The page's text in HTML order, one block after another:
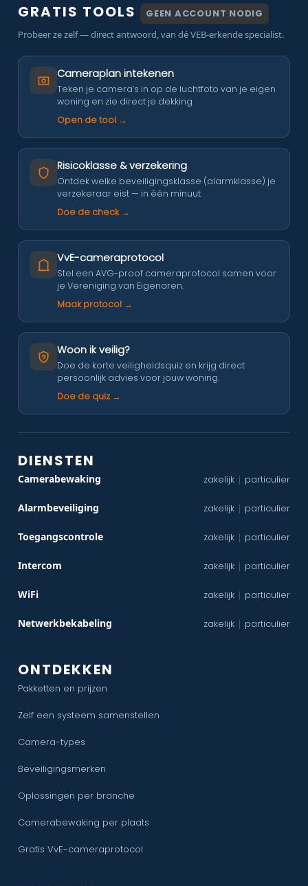
GRATIS TOOLS GEEN ACCOUNT NODIG
Probeer ze zelf — direct antwoord, van dé VEB-erkende specialist.
Cameraplan intekenen
Teken je camera’s in op de luchtfoto van je eigen
woning en zie direct je dekking.
Open de tool →
Risicoklasse & verzekering
Ontdek welke beveiligingsklasse (alarmklasse) je
verzekeraar eist — in één minuut.
Doe de check →
VvE-cameraprotocol
Stel een AVG-proof cameraprotocol samen voor
je Vereniging van Eigenaren.
Maak protocol →
Woon ik veilig?
Doe de korte veiligheidsquiz en krijg direct
persoonlijk advies voor jouw woning.
Doe de quiz →
DIENSTEN
Camerabewaking zakelijk | particulier
Alarmbeveiliging zakelijk | particulier
Toegangscontrole zakelijk | particulier
Intercom zakelijk | particulier
WiFi zakelijk | particulier
Netwerkbekabeling zakelijk | particulier
ONTDEKKEN
Pakketten en prijzen
Zelf een systeem samenstellen
Camera-types
Beveiligingsmerken
Oplossingen per branche
Camerabewaking per plaats
Gratis VvE-cameraprotocol